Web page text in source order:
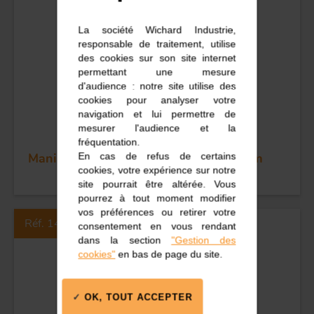
Manille imperdable longue - Dia 12 mm
Réf. 1411
La société Wichard Industrie,
responsable de traitement, utilise
des cookies sur son site internet
permettant une mesure
d'audience : notre site utilise des
cookies pour analyser votre
navigation et lui permettre de
mesurer l'audience et la
fréquentation.
En cas de refus de certains
cookies, votre expérience sur notre
site pourrait être altérée. Vous
pourrez à tout moment modifier
vos préférences ou retirer votre
consentement en vous rendant
dans la section"Gestion des
cookies"en bas de page du site.
OK, TOUT ACCEPTER